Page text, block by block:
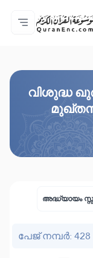
മെയിൻ
Audio
ഭാഷ
വിശുദ്ധ
അദ്ധ്യായം
പേജ് നമ്പർ: 428